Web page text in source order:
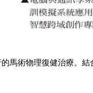
馬術物理復健治療。